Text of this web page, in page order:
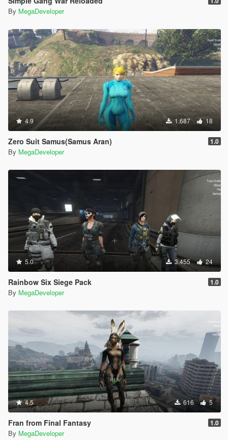
By MegaDeveloper
4.9 1.687 18
Zero Suit Samus(Samus Aran) 1.0
By MegaDeveloper
5.0 3.455 24
Rainbow Six Siege Pack 1.0
By MegaDeveloper
4.5 616 5
Fran from Final Fantasy 1.0
By MegaDeveloper